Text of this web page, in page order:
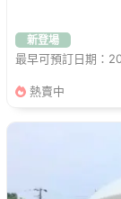
新登場
最早可預訂日期：
熱賣中